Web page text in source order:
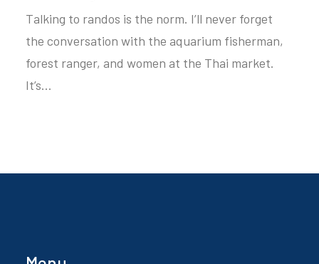
Talking to randos is the norm. I’ll never forget
the conversation with the aquarium fisherman,
forest ranger, and women at the Thai market.
It’s…